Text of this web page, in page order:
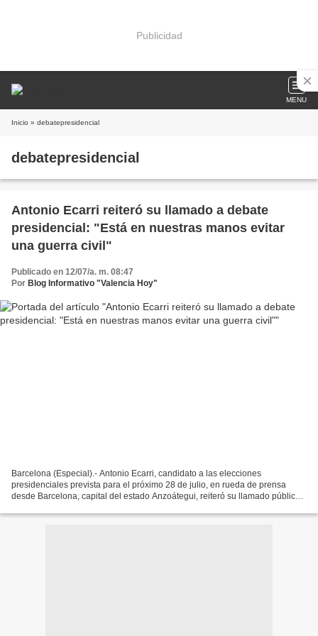
Publicidad
MENU
Inicio » debatepresidencial
debatepresidencial
Antonio Ecarri reiteró su llamado a debate
presidencial: "Está en nuestras manos evitar
una guerra civil"
Publicado en 12/07/a. m. 08:47
Por Blog Informativo "Valencia Hoy"
Barcelona (Especial).- Antonio Ecarri, candidato a las elecciones
presidenciales prevista para el próximo 28 de julio, en rueda de prensa
desde Barcelona, capital del estado Anzoátegui, reiteró su llamado público